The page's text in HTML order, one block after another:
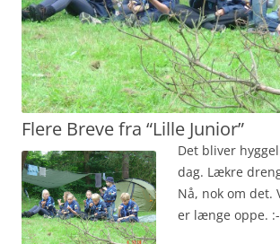
Flere Breve fra “Lille Junior”
Det bliver
dag. Lækre
Nå, nok om det.
er længe oppe.